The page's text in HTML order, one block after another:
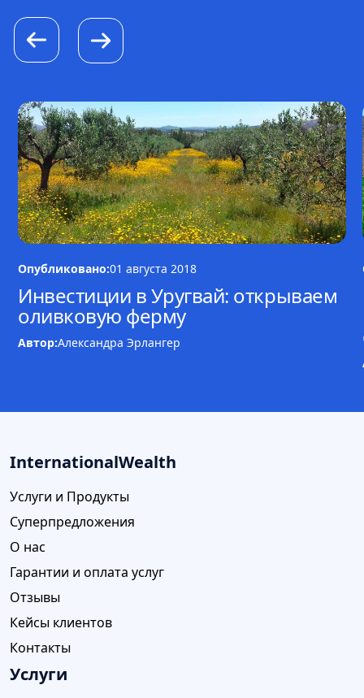
Опубликовано:01 августа 2018
Инвестиции в Уругвай: открываем
оливковую ферму
Автор:Александра Эрлангер
InternationalWealth
Услуги и Продукты
Суперпредложения
О нас
Гарантии и оплата услуг
Отзывы
Кейсы клиентов
Контакты
Услуги